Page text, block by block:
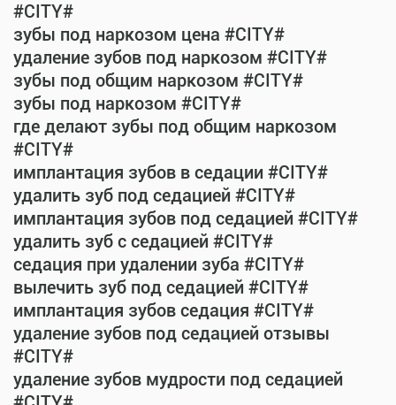
#CITY#
зубы под наркозом цена #CITY#
удаление зубов под наркозом #CITY#
зубы под общим наркозом #CITY#
зубы под наркозом #CITY#
где делают зубы под общим наркозом
#CITY#
имплантация зубов в седации #CITY#
удалить зуб под седацией #CITY#
имплантация зубов под седацией #CITY#
удалить зуб с седацией #CITY#
седация при удалении зуба #CITY#
вылечить зуб под седацией #CITY#
имплантация зубов седация #CITY#
удаление зубов под седацией отзывы
#CITY#
удаление зубов мудрости под седацией